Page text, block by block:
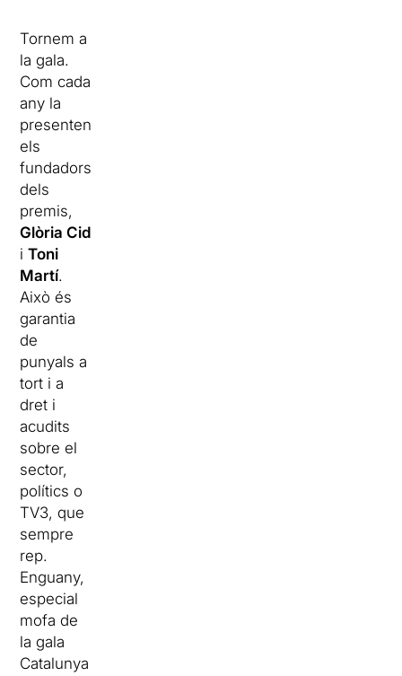
Tornem a
la gala.
Com cada
any la
presenten
els
fundadors
dels
premis,
Glòria Cid
iToni
Martí.
Això és
garantia
de
punyals a
tort i a
dret i
acudits
sobre el
sector,
polítics o
TV3, que
sempre
rep.
Enguany,
especial
mofa de
la gala
Catalunya